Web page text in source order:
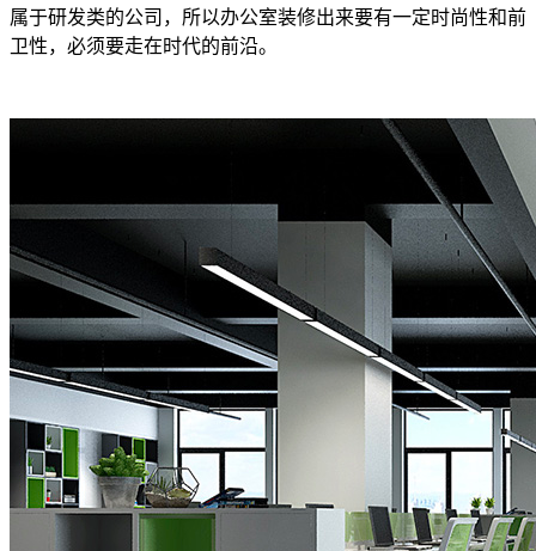
属于研发类的公司，所以办公室装修出来要有一定时尚性和前
卫性，必须要走在时代的前沿。